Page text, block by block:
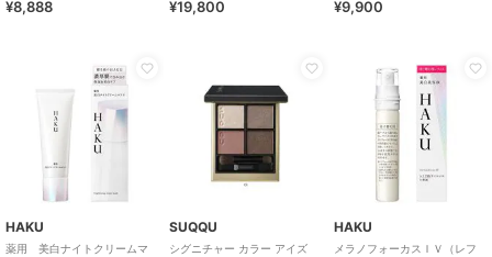
¥8,888 ¥19,800 ¥9,900
HAKU
薬用 美白ナイトクリームマ
SUQQU
シグニチャー カラー アイズ
HAKU
メラノフォーカスＩＶ（レフ